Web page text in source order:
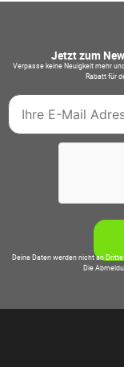
Jetzt zum
Verpasse keine Neuigkeit mehr
Rabatt für
Deine Daten werden nicht an
Die